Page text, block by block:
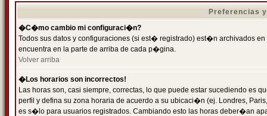
Preferencias
�C�mo cambio mi configuraci�n?
Todos sus datos y configuraciones (si est� registrado) est�n archivados
encuentra en la parte de arriba de cada p�gina.
Volver arriba
�Los horarios son incorrectos!
Las horas son, casi siempre, correctas, lo que puede estar sucediendo es
perfil y defina su zona horaria de acuerdo a su ubicaci�n (ej. Londres,
es s�lo para usuarios registrados. Cambiando esto las horas deber�an